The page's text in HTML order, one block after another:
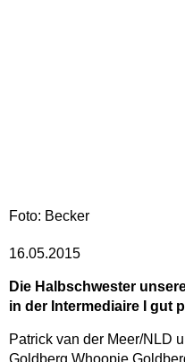
Foto: Becker
16.05.2015
Die Halbschwester
in der Intermediaire I gut
Patrick van der Meer/NLD
Goldberg Whoopie